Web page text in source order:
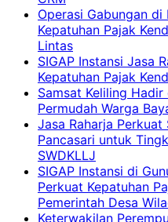
Operasi Gabungan
Kepatuhan Pajak
Lintas
SIGAP Instansi Jasa
Kepatuhan Pajak
Samsat Keliling
Permudah Warga
Jasa Raharja
Pancasari untuk
SWDKLLJ
SIGAP Instansi di
Perkuat Kepatuhan
Pemerintah Desa
Keterwakilan